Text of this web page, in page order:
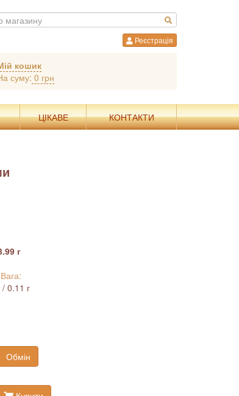
Реєстрація
кошик
суму: 0 грн
ЦІКАВЕ КОНТАКТИ
г
0.11 г
Обмін